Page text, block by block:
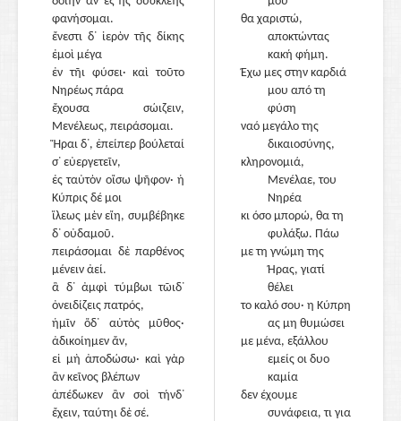
φανήσομαι.
ἔνεστι δ᾽ ἱερὸν τῆς δίκης
ἐμοὶ μέγα
ἐν τῆι φύσει· καὶ τοῦτο
Νηρέως πάρα
ἔχουσα σώιζειν,
Μενέλεως, πειράσομαι.
Ἥραι δ᾽, ἐπείπερ βούλεταί
σ᾽ εὐεργετεῖν,
ἐς ταὐτὸν οἴσω ψῆφον· ἡ
Κύπρις δέ μοι
ἵλεως μὲν εἴη, συμβέβηκε
δ᾽ οὐδαμοῦ.
πειράσομαι δὲ παρθένος
μένειν ἀεί.
ἃ δ᾽ ἀμφὶ τύμβωι τῶιδ᾽
ὀνειδίζεις πατρός,
ἡμῖν ὅδ᾽ αὑτὸς μῦθος·
ἀδικοίημεν ἄν,
εἰ μὴ ἀποδώσω· καὶ γὰρ
ἂν κεῖνος βλέπων
ἀπέδωκεν ἂν σοὶ τήνδ᾽
ἔχειν, ταύτηι δὲ σέ.
θα χαριστώ,
αποκτώντας
κακή φήμη.
Έχω μες στην καρδιά
μου από τη
φύση
ναό μεγάλο της
δικαιοσύνης,
κληρονομιά,
Μενέλαε, του
Νηρέα
κι όσο μπορώ, θα τη
φυλάξω. Πάω
με τη γνώμη της
Ήρας, γιατί
θέλει
το καλό σου· η Κύπρη
ας μη θυμώσει
με μένα, εξάλλου
εμείς οι δυο
καμία
δεν έχουμε
συνάφεια, τι για